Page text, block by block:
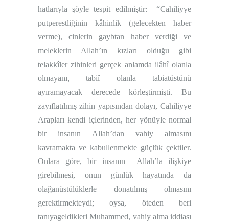
hatlarıyla şöyle tespit edilmiştir:
“Cahiliyye
putperestliğinin kâhinlik (gelecekten haber
verme), cinlerin gaybtan haber verdiği ve
meleklerin Allah’ın kızları olduğu gibi
telakkîler zihinleri gerçek anlamda ilâhî olanla
olmayanı, tabiî olanla tabiatüstünü
ayıramayacak derecede körleştirmişti. Bu
zayıflatılmış zihin yapısından dolayı, Cahiliyye
Arapları kendi içlerinden, her yönüyle normal
bir insanın Allah’dan vahiy almasını
kavramakta ve kabullenmekte güçlük çektiler.
Onlara göre, bir insanın
Allah’la ilişkiye
girebilmesi, onun günlük hayatında da
olağanüstülüklerle donatılmış olmasını
gerektirmekteydi; oysa, öteden beri
tanıyageldikleri Muhammed, vahiy alma iddiası